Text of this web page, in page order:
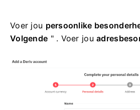
Voer jou persoonlike
Volgende " . Voer jou